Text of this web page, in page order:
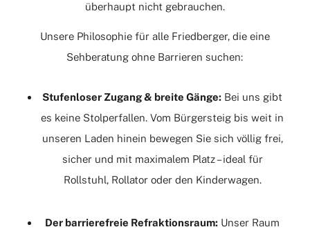
überhaupt nicht gebrauchen.
Unsere Philosophie für alle Friedberger, die eine
Sehberatung ohne Barrieren suchen:
Stufenloser Zugang & breite Gänge: Bei uns gibt
es keine Stolperfallen. Vom Bürgersteig bis weit in
unseren Laden hinein bewegen Sie sich völlig frei,
sicher und mit maximalem Platz – ideal für
Rollstuhl, Rollator oder den Kinderwagen.
Der barrierefreie Refraktionsraum: Unser Raum